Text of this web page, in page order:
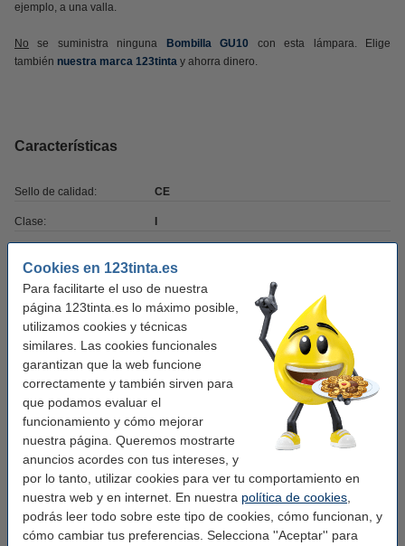
Cookies en 123tinta.es
Para facilitarte el uso de nuestra
página 123tinta.es lo máximo posible,
utilizamos cookies y técnicas
similares. Las cookies funcionales
garantizan que la web funcione
correctamente y también sirven para
que podamos evaluar el
funcionamiento y cómo mejorar
nuestra página. Queremos mostrarte
anuncios acordes con tus intereses, y
por lo tanto, utilizar cookies para ver tu comportamiento en
nuestra web y en internet. En nuestra política de cookies
podrás leer todo sobre este tipo de cookies, cómo funcionan, y
cómo cambiar tus preferencias. Selecciona ''Aceptar'' para
ejemplo, a una valla.
No se suministra ninguna Bombilla GU10 con esta lámpara. Elige
también nuestra marca 123tinta y ahorra dinero.
Características
Sello de calidad: CE
Clase:
Lámpara incluida:
Temperatura de
funcionamiento:
-20 hasta +40 °C
accesorio de pared
Color: negro
Medidas: 68 x 92 x 81 mm (LxAnxAl)
Marca: 123led
Modelo: San Diego
Uso: dentro / fuera